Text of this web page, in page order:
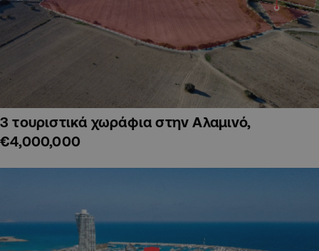
3 τουριστικά χωράφια στην Αλαμινό,
€4,000,000